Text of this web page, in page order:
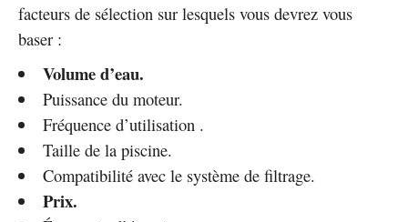
facteurs de sélection sur lesquels vous devrez vous
baser :
Volume d’eau.
Puissance du moteur.
Fréquence d’utilisation .
Taille de la piscine.
Compatibilité avec le système de filtrage.
Prix.